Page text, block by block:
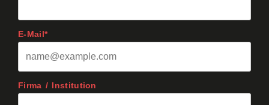
E-Mail*
Firma / Institution